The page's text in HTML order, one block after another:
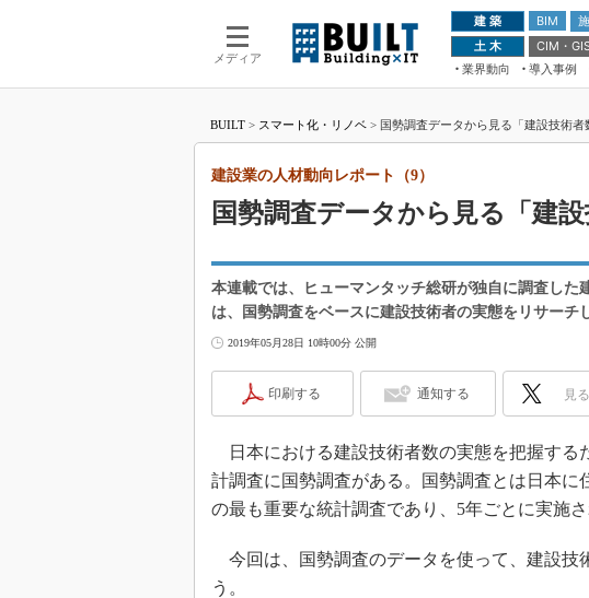
メディア
建 築 BIM
土 木
CIM・
業界動向
導入事例
ドローンがも
ムチェンジ”
“Society5.0”
BUILT > スマート化・リノベ > 国勢調査データから見る「建設技術
国勢調査データから見る「建
建設業の人材動向レポート（9）
本連載では、ヒューマンタッチ総研が独自に調査した
は、国勢調査をベースに建設技術者の実態をリサーチ
2019年05月28日 10時00分 公開
印刷する 通知する 見る
日本における建設技術者数の実態を把握する
計調査に国勢調査がある。国勢調査とは日本に
の最も重要な統計調査であり、5年ごとに実施さ
今回は、国勢調査のデータを使って、建設技
う。